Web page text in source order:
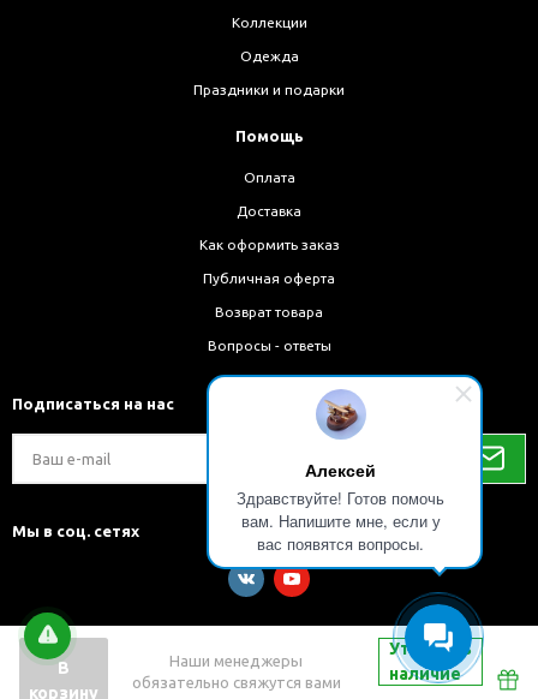
Алексей
Здравствуйте! Готов помочь
вам. Напишите мне, если у
вас появятся вопросы.
Уточнить
наличие
В
корзину
Наши менеджеры
обязательно свяжутся вами
Коллекции
Одежда
Праздники и подарки
Помощь
Оплата
Доставка
Как оформить заказ
Публичная оферта
Возврат товара
Вопросы - ответы
Подписаться на нас
Мы в соц. сетях
Разработка и внедрение решений на 1С-Битрикс